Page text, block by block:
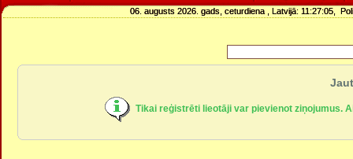
06. augusts 2026. gads, ceturdiena , Latvijā: 11:27:05,
Tikai reģistrēti lieotāji var pievienot ziņojumus.